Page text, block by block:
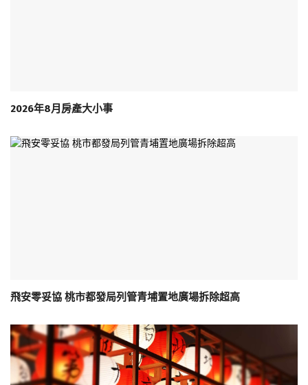
2026年8月房產大小事
飛安零妥協 桃市都發局列管青埔置地廣場拆除超高